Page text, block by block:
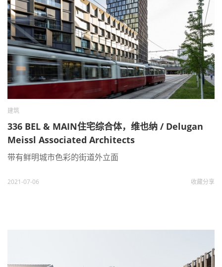
建筑
336 BEL & MAIN住宅综合体，维也纳 / Delugan
Meissl Associated Architects
带有鲜明城市色彩的街道外立面
2021-07-06 收藏分享